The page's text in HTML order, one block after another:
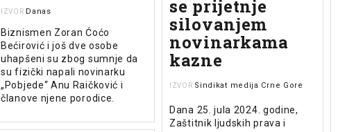
IZVOR Danas
Biznismen Zoran Ćoćo
Bećirović i još dve osobe
uhapšeni su zbog sumnje da
su fizički napali novinarku
„Pobjede“ Anu Raičković i
članove njene porodice.
se prijetnje
silovanjem
novinarkama
kazne
IZVOR Sindikat medija Crne Gore
Dana 25. jula 2024. godine,
Zaštitnik ljudskih prava i